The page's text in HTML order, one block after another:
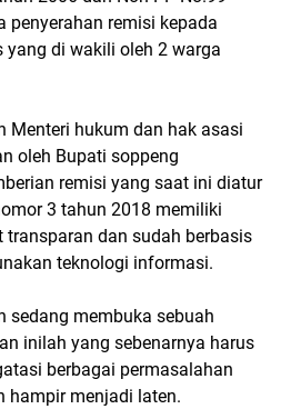
penyerahan remisi kepada
di wakili oleh 2 warga
Menteri hukum dan hak asasi
oleh Bupati soppeng
remisi yang saat ini diatur
3 tahun 2018 memiliki
dan sudah berbasis
teknologi informasi.
sedang membuka sebuah
inilah yang sebenarnya harus
berbagai permasalahan
hampir menjadi laten.